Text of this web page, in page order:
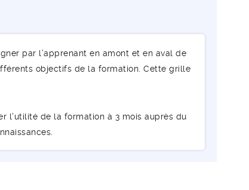
par l’apprenant en amont et en aval de
objectifs de la formation. Cette grille
l’utilité de la formation à 3 mois auprès du